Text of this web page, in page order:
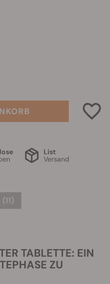
List
Versand
(11)
TABLETTE: EIN
ZU